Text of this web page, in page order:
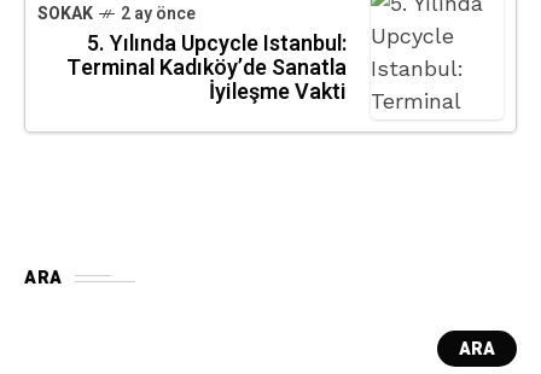
SOKAK 2 ay önce
5. Yılında Upcycle Istanbul:
Terminal Kadıköy’de Sanatla
İyileşme Vakti
ARA
ARA